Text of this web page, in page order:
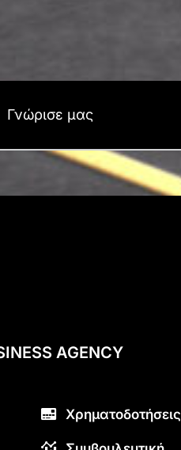
Γνώρισε μας
AGENCY
Χρηματοδοτήσεις